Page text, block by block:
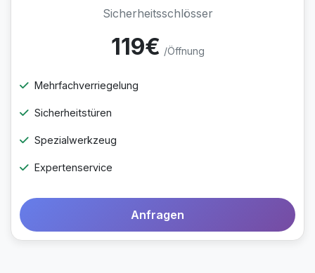
Sicherheitsschlösser
119€ /Öffnung
Mehrfachverriegelung
Sicherheitstüren
Spezialwerkzeug
Expertenservice
Anfragen